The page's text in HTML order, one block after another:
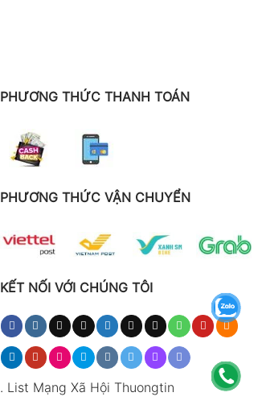
PHƯƠNG THỨC THANH TOÁN
PHƯƠNG THỨC VẬN CHUYỂN
KẾT NỐI VỚI CHÚNG TÔI
. List Mạng Xã Hội Thuongtin